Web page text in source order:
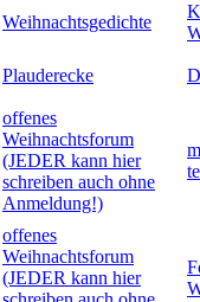
Weihnachtsgedichte
Plauderecke
offenes
Weihnachtsforum
(JEDER kann hier
schreiben auch ohne
Anmeldung!)
offenes
Weihnachtsforum
(JEDER kann hier